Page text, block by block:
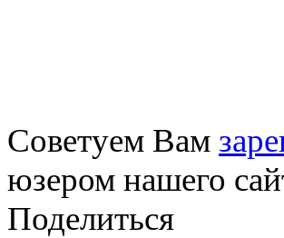
Советуем Вам
юзером нашего
Поделиться